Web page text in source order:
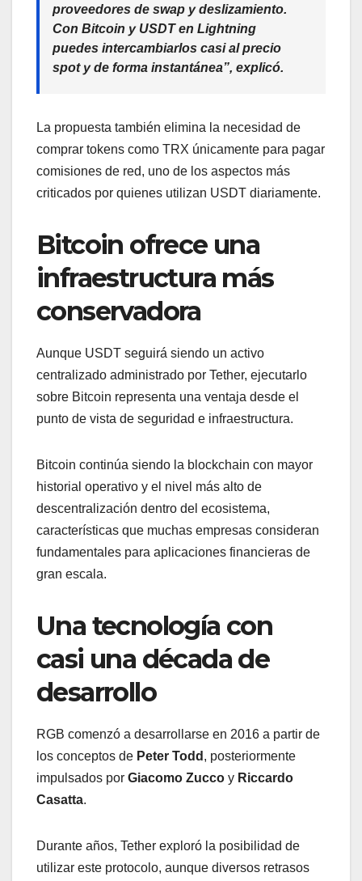
proveedores de swap y deslizamiento.
Con Bitcoin y USDT en Lightning
puedes intercambiarlos casi al precio
spot y de forma instantánea”, explicó.
La propuesta también elimina la necesidad de
comprar tokens como TRX únicamente para pagar
comisiones de red, uno de los aspectos más
criticados por quienes utilizan USDT diariamente.
Bitcoin ofrece una
infraestructura más
conservadora
Aunque USDT seguirá siendo un activo
centralizado administrado por Tether, ejecutarlo
sobre Bitcoin representa una ventaja desde el
punto de vista de seguridad e infraestructura.
Bitcoin continúa siendo la blockchain con mayor
historial operativo y el nivel más alto de
descentralización dentro del ecosistema,
características que muchas empresas consideran
fundamentales para aplicaciones financieras de
gran escala.
Una tecnología con
casi una década de
desarrollo
RGB comenzó a desarrollarse en 2016 a partir de
los conceptos de Peter Todd , posteriormente
impulsados por Giacomo Zucco y Riccardo
Casatta.
Durante años, Tether exploró la posibilidad de
utilizar este protocolo, aunque diversos retrasos